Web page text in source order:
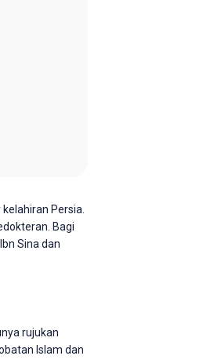
Persia.
Bagi
Sina dan
rujukan
Islam dan